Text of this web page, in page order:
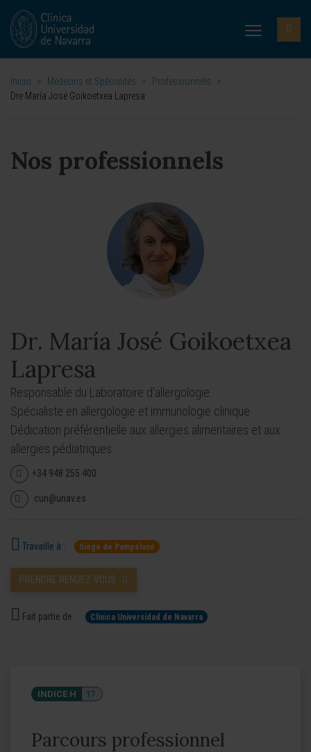
Inicio > Médecins et Spécialités > Professionnels
>
Dre María José Goikoetxea Lapresa
Nos professionnels
Dr. María José Goikoetxea
Lapresa
Responsable du Laboratoire d’allergologie.
Spécialiste en allergologie et immunologie clinique
Dédication préférentielle aux allergies alimentaires et aux
allergies pédiatriques.
+34 948 255 400
cun@unav.es
Travaille à : Siège de Pampelune
PRENDRE RENDEZ-VOUS
Fait partie de : Clínica Universidad de Navarra
INDICE H 17
Parcours professionnel